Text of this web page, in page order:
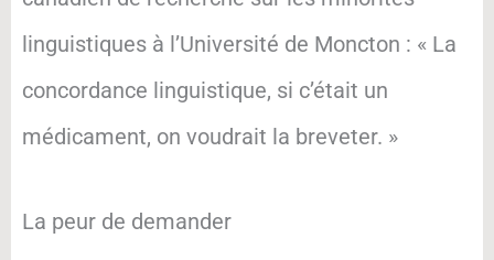
linguistiques à l’Université de Moncton : « La
concordance linguistique, si c’était un
médicament, on voudrait la breveter. »
La peur de demander